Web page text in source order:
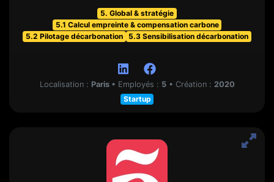
5. Global & stratégie
5.1 Calcul empreinte & compensation carbone
5.2 Pilotage décarbonation
5.3 Sensibilisation décarbonation
Localisation : Paris • Employés : 5 • Création : 2020
Startup